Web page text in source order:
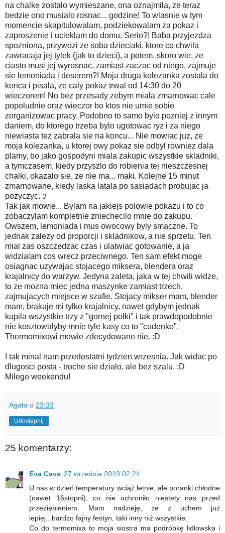
na chalke zostalo wymieszane, ona oznajmila, ze teraz
bedzie ono musialo rosnac... godzine! To wlasnie w tym
momencie skapitulowalam, podziekowalam za pokaz i
zaproszenie i ucieklam do domu. Serio?! Baba przyjezdza
spozniona, przywozi ze soba dzieciaki, ktore co chwila
zawracaja jej tylek (jak to dzieci), a potem, skoro wie, ze
ciasto musi jej wyrosnac, zamiast zaczac od niego, zajmuje
sie lemoniada i deserem?! Moja druga kolezanka zostala do
konca i pisala, ze caly pokaz trwal od 14:30 do 20
wieczorem! No bez przesady zebym miala zmarnowac cale
popoludnie oraz wieczor bo ktos nie umie sobie
zorganizowac pracy. Podobno to samo bylo pozniej z innym
daniem, do ktorego trzeba bylo ugotowac ryz i za niego
niewiasta tez zabrala sie na koncu... Nie mowiac juz, ze
moja kolezanka, u ktorej owy pokaz sie odbyl rowniez dala
plamy, bo jako gospodyni miala zakupic wszystkie skladniki,
a tymczasem, kiedy przyszlo do robienia tej nieszczesnej
chalki, okazalo sie, ze nie ma... maki. Kolejne 15 minut
zmarnowane, kiedy laska latala po sasiadach probujac ja
pozyczyc. :/
Tak jak mowie... Bylam na jakiejs polowie pokazu i to co
zobaczylam kompletnie zniechecilo mnie do zakupu.
Owszem, lemoniada i mus owocowy byly smaczne. To
jednak zalezy od proporcji i skladnikow, a nie sprzetu. Ten
mial zas oszczedzac czas i ulatwiac gotowanie, a ja
widzialam cos wrecz przeciwnego. Ten sam efekt moge
osiagnac uzywajac stojacego miksera, blendera oraz
krajalnicy do warzyw. Jedyna zaleta, jaka w tej chwili widze,
to ze mozna miec jedna maszynke zamiast trzech,
zajmujacych miejsce w szafie. Stojacy mikser mam, blender
mam, brakuje mi tylko krajalnicy, nawet gdybym jednak
kupila wszystkie trzy z "gornej polki" i tak prawdopodobnie
nie kosztowalyby mnie tyle kasy co to "cudenko".
Thermomixowi mowie zdecydowane nie. :D
I tak minal nam przedostatni tydzien wrzesnia. Jak widac po
dlugosci posta - troche sie dzialo, ale bez szalu. :D
Milego weekendu!
Agata o 23:33
Udostępnij
25 komentarzy:
Eva Cava 27 września 2019 02:24
U nas w dzień temperatury wciąż letnie, ale poranki chłodne
(nawet 16stopni), co nie uchroniło niestety nas przed
przeziębieniem. Mam nadzieję, że z uchem już
lepiej...bardzo fajny festyn, taki inny niż wszystkie.
Co do termomixa to moja siostra ma podróbkę lidlowska i